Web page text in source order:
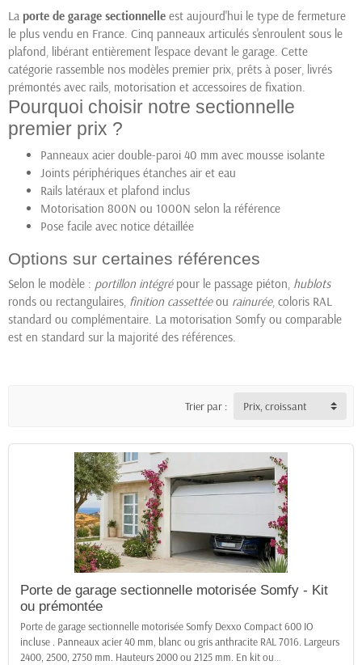
La porte de garage sectionnelle est aujourd'hui le type de fermeture
le plus vendu en France. Cinq panneaux articulés s'enroulent sous le
plafond, libérant entièrement l'espace devant le garage. Cette
catégorie rassemble nos modèles premier prix, prêts à poser, livrés
prémontés avec rails, motorisation et accessoires de fixation.
Pourquoi choisir notre sectionnelle
premier prix ?
Panneaux acier double-paroi 40 mm avec mousse isolante
Joints périphériques étanches air et eau
Rails latéraux et plafond inclus
Motorisation 800N ou 1000N selon la référence
Pose facile avec notice détaillée
Options sur certaines références
Selon le modèle : portillon intégrépour le passage piéton, hublots
ronds ou rectangulaires, finition cassettéeou rainurée, coloris RAL
standard ou complémentaire. La motorisation Somfy ou comparable
est en standard sur la majorité des références.
Trier par : Prix, croissant
Porte de garage sectionnelle motorisée Somfy - Kit
ou prémontée
Porte de garage sectionnelle motorisée Somfy Dexxo Compact 600 IO
incluse . Panneaux acier 40 mm, blanc ou gris anthracite RAL 7016. Largeurs
2400, 2500, 2750 mm. Hauteurs 2000 ou 2125 mm. En kit ou…